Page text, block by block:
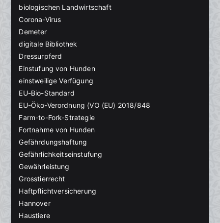
biologischen Landwirtschaft
Corona-Virus
Demeter
digitale Bibliothek
Dressurpferd
Einstufung von Hunden
einstweilige Verfügung
EU-Bio-Standard
EU-Öko-Verordnung (VO (EU) 2018/848
Farm-to-Fork-Strategie
Fortnahme von Hunden
Gefährdungshaftung
Gefährlichkeitseinstufung
Gewährleistung
Grosstierrecht
Haftpflichtversicherung
Hannover
Haustiere